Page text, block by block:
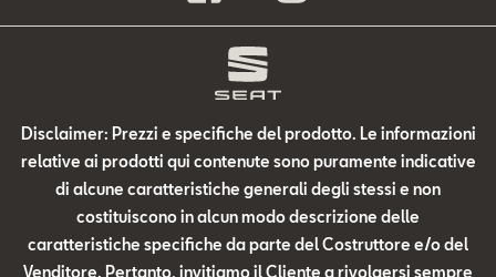
Disclaimer: Prezzi e specifiche del prodotto. Le informazioni
relative ai prodotti qui contenute sono puramente indicative
di alcune caratteristiche generali degli stessi e non
costituiscono in alcun modo descrizione delle
caratteristiche specifiche da parte del Costruttore e/o del
Venditore. Pertanto, invitiamo il Cliente a rivolgersi sempre